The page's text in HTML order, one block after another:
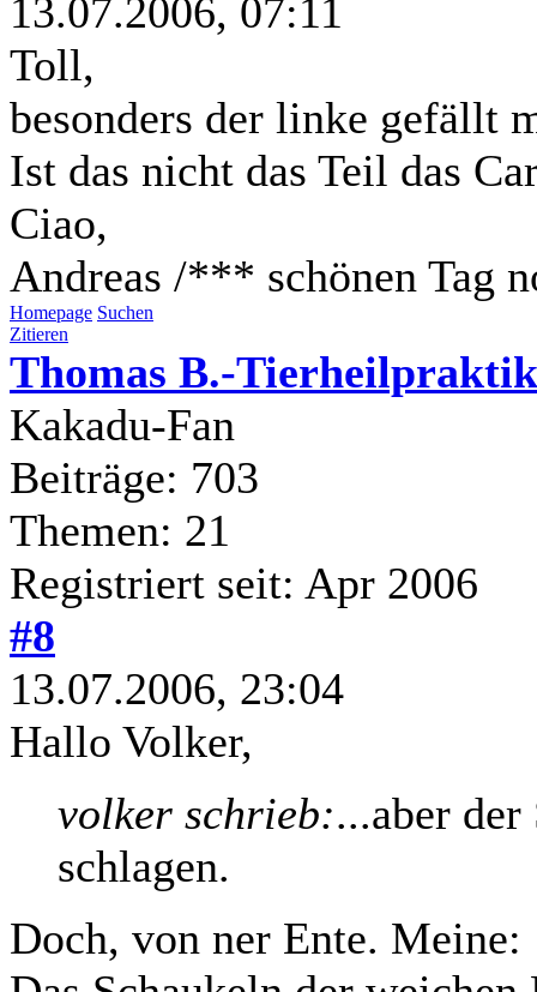
13.07.2006, 07:11
Toll,
besonders der linke gefällt
Ist das nicht das Teil das
Ciao,
Andreas /*** schönen Tag
Homepage Suchen
Zitieren
Thomas B.-
Kakadu-Fan
Beiträge: 703
Themen: 21
Registriert seit: Apr 2006
#8
13.07.2006, 23:04
Hallo Volker,
volker schrieb:...aber
schlagen.
Doch, von ner Ente. Meine: